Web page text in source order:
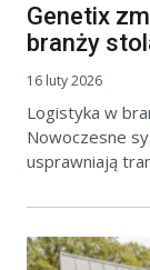
Genetix
branży
16 luty 2026
Logistyka w
Nowoczesne
usprawniają